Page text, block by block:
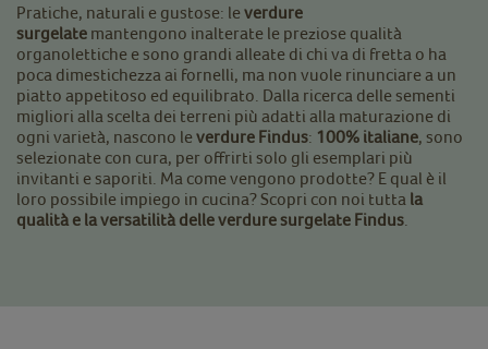
Pratiche, naturali e gustose: le verdure
surgelate mantengono inalterate le preziose qualità
organolettiche e sono grandi alleate di chi va di fretta o ha
poca dimestichezza ai fornelli, ma non vuole rinunciare a un
piatto appetitoso ed equilibrato. Dalla ricerca delle sementi
migliori alla scelta dei terreni più adatti alla maturazione di
ogni varietà, nascono le verdure Findus: 100% italiane , sono
selezionate con cura, per offrirti solo gli esemplari più
invitanti e saporiti. Ma come vengono prodotte? E qual è il
loro possibile impiego in cucina? Scopri con noi tutta la
qualità e la versatilità delle verdure surgelate Findus